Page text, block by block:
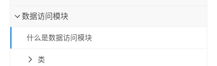
数据访问模块
什么是数据访问模块
类